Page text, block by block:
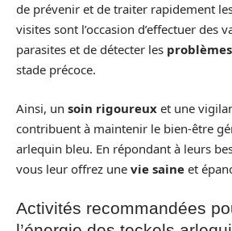
de prévenir et de traiter rapidement
visites sont l’occasion d’effectuer des
parasites et de détecter les problèmes
stade précoce.
Ainsi, un soin rigoureux et une
contribuent à maintenir le bien-être
arlequin bleu. En répondant à leurs
vous leur offrez une vie saine et
Activités recommandées